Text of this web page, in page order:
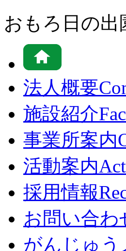
おもろ日の出
法人概要
施設紹介
事業所案内
活動案内
採用情報
お問い合わ
がんじゅう